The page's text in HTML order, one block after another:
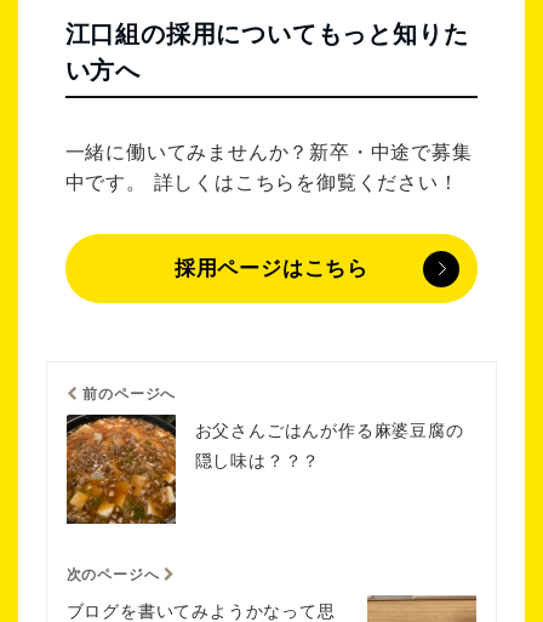
江口組の採用についてもっと知りた
い方へ
一緒に働いてみませんか？新卒・中途で募集
中です。 詳しくはこちらを御覧ください！
採用ページはこちら
前のページへ
お父さんごはんが作る麻婆豆腐の
隠し味は？？？
次のページへ
ブログを書いてみようかなって思